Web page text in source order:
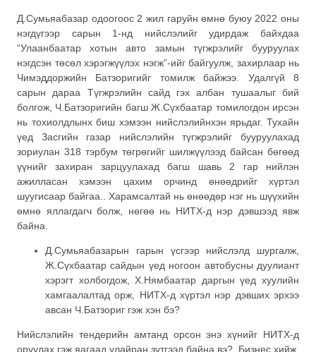
Д.Сумьяабазар одоогоос 2 жил гаруйн өмнө буюу 2022 оны
нэгдүгээр сарын 1-нд нийслэлийг удирдаж байхдаа
“Улаанбаатар хотын авто замын түгжрэлийг бууруулах
нэгдсэн төсөл хэрэгжүүлэх нэгж”-ийг байгуулж, захирлаар нь
Чимэддоржийн Батзоригийг томилж байжээ. Удалгүй 8
сарын дараа Түгжрэлийн сайд гэх албан тушаалыг бий
болгож, Ч.Батзоригийн багш Ж.Сүхбаатар томилогдон ирсэн
нь тохиолдлынх биш хэмээн нийслэлийнхэн ярьдаг. Тухайн
үед Засгийн газар нийслэлийн түгжрэлийг бууруулахад
зориулан 318 тэрбум төгрөгийг шилжүүлээд байсан бөгөөд
үүнийг захиран зарцуулахад багш шавь 2 гар нийлэн
ажилласан хэмээн цахим орчинд өнөөдрийг хүртэл
шуугисаар байгаа.. Харамсалтай нь өнөөдөр нэг нь шүүхийн
өмнө яллагдагч болж, нөгөө нь НИТХ-д нэр дэвшээд явж
байна.
Д.Сумьяабазарын гарын үсгээр нийслэлд шургалж,
Ж.Сүхбаатар сайдын үед ногоон автобусны дуулиант
хэрэгт холбогдож, Х.Нямбаатар даргын үед хуулийн
хамгаалалтад орж, НИТХ-д хүртэл нэр дэвших эрхээ
авсан Ч.Батзориг гэж хэн бэ?
Нийслэлийн тендерийн амтанд орсон энэ хүнийг НИТХ-д
оруулах гэж яагаад улайран зүтгээд байна вэ? Бизнес хийж,